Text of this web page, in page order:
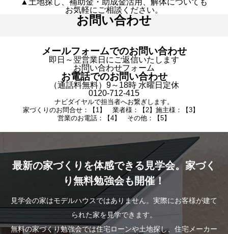
▲土地探し、補助金・助成金活用、解体についても
お気軽にご相談ください。
お問い合わせ
メールフォームでのお問い合わせ
即日～翌営業日にご返信いたします
お問い合わせフォーム
お電話でのお問い合わせ
（通話料無料）9～18時 水曜日定休
0120-712-415
ナビダイヤルで担当者へお繋ぎします。
家づくりのお問合せ：【1】 業者様：【2】施主様：【3】
営業のお電話：【4】 その他：【5】
最新の家づくりを体感できる見学会。家づく
り無料勉強会も開催！
見学会の家はモデルハウスではありません。実際にお客様が建て
られた家を見学できます。
無料の家づくり勉強会では住宅ローンや土地探し、住宅メーカー